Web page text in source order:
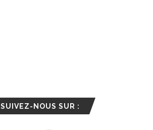
SUIVEZ-NOUS SUR :